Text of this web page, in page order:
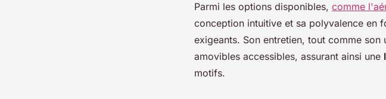
Parmi les options disponibles, comme
conception intuitive et sa polyvalence en
exigeants. Son entretien, tout comme
amovibles accessibles, assurant ainsi une
motifs.